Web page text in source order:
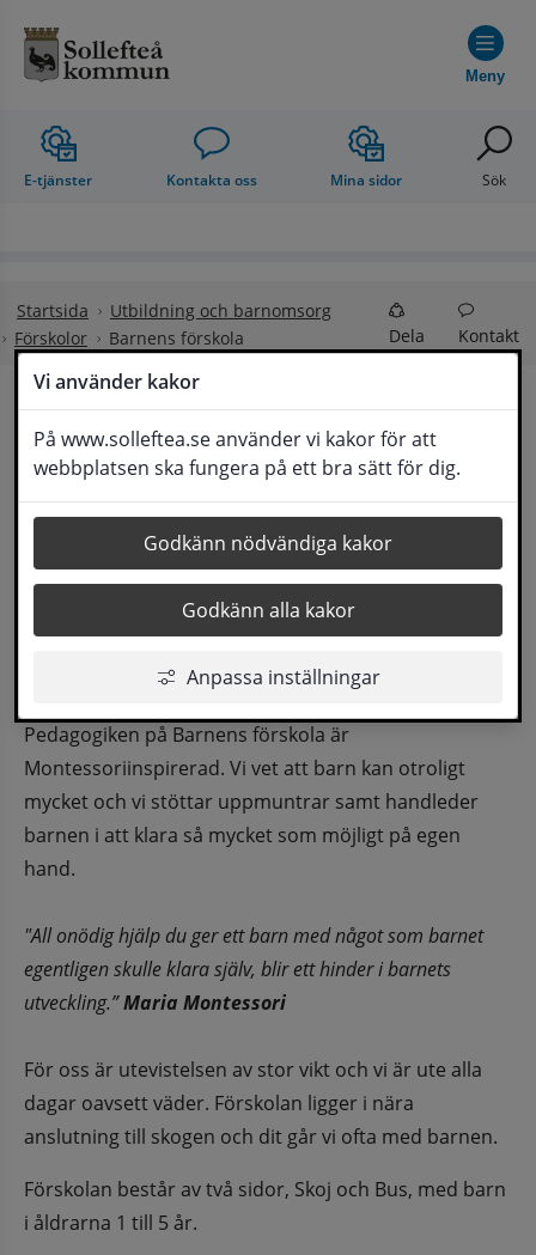
Vi använder kakor
På www.solleftea.se använder vi kakor för att
webbplatsen ska fungera på ett bra sätt för dig.
Godkänn nödvändiga kakor
Godkänn alla kakor
Anpassa inställningar
Meny
E-tjänster Kontakta oss Mina sidor Sök
Startsida
Utbildning och barnomsorg
Förskolor
Barnens förskola Dela Kontakt
Välkommen till
Barnens förskola!
Barnens förskola är placerad mitt i ett
bostadsområde i utkanten av centrala Sollefteå.
Granne med förskolan finns ytterligare två
bort finns Sollefteå sjukhus.
Pedagogiken på Barnens förskola är
Montessoriinspirerad. Vi vet att barn kan otroligt
mycket och vi stöttar uppmuntrar samt handleder
barnen i att klara så mycket som möjligt på egen
hand.
"All onödig hjälp du ger ett barn med något som barnet
egentligen skulle klara själv, blir ett hinder i barnets
utveckling.” Maria Montessori
För oss är utevistelsen av stor vikt och vi är ute alla
dagar oavsett väder. Förskolan ligger i nära
anslutning till skogen och dit går vi ofta med barnen.
Förskolan består av två sidor, Skoj och Bus, med barn
i åldrarna 1 till 5 år.